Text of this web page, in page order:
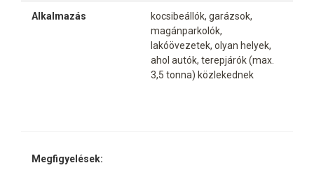
Alkalmazás
kocsibeállók, garázsok,
magánparkolók,
lakóövezetek, olyan helyek,
ahol autók, terepjárók (max.
3,5 tonna) közlekednek
Megfigyelések: